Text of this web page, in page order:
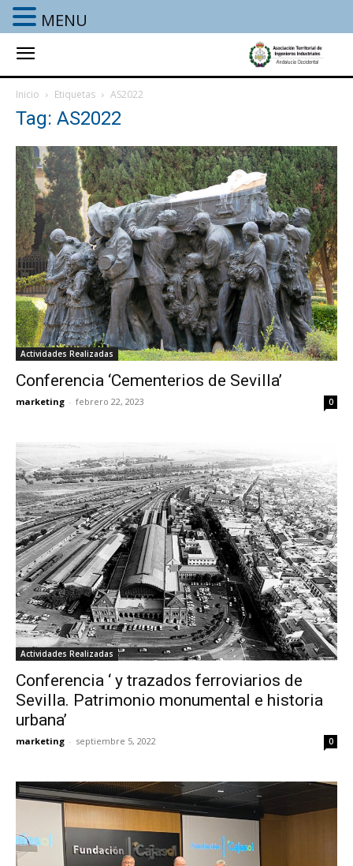
Inicio Etiquetas AS2022
Tag: AS2022
Actividades Realizadas
Conferencia ‘Cementerios de Sevilla’
marketing - febrero 22, 2023 0
Actividades Realizadas
Conferencia ‘ y trazados ferroviarios de
Sevilla. Patrimonio monumental e historia
urbana’
marketing - septiembre 5, 2022 0
MENU